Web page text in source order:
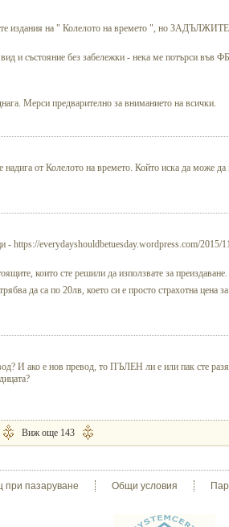
издания на " Колелото на времето ", но
и състояние без забележки - нека ме потърси във
Мерси предварително за вниманието на всички.
от Колелото на времето. Който иска да може
- https://everydayshouldbetuesday.wordpress.com/2015/
които сте решили да използвате за
да са по 20лв, което си е просто страхотна цена
И ако е нов превод, то ПЪЛЕН ли е или пак сте
Виж още 143
при пазаруване Общи условия